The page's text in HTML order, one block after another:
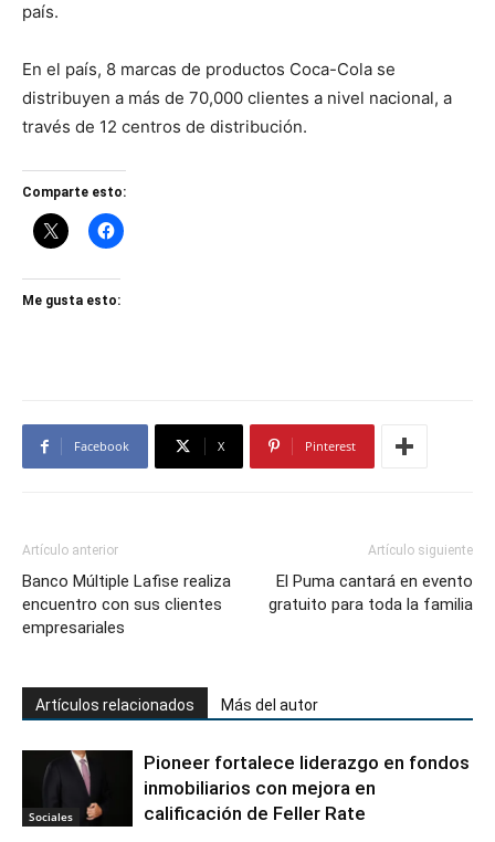
país.
En el país, 8 marcas de productos Coca-Cola se
distribuyen a más de 70,000 clientes a nivel nacional, a
través de 12 centros de distribución.
Comparte esto:
Me gusta esto:
Facebook X Pinterest
Artículo anterior
Banco Múltiple Lafise realiza
encuentro con sus clientes
empresariales
Artículo siguiente
El Puma cantará en evento
gratuito para toda la familia
Artículos relacionados Más del autor
Sociales
Pioneer fortalece liderazgo en fondos
inmobiliarios con mejora en
calificación de Feller Rate